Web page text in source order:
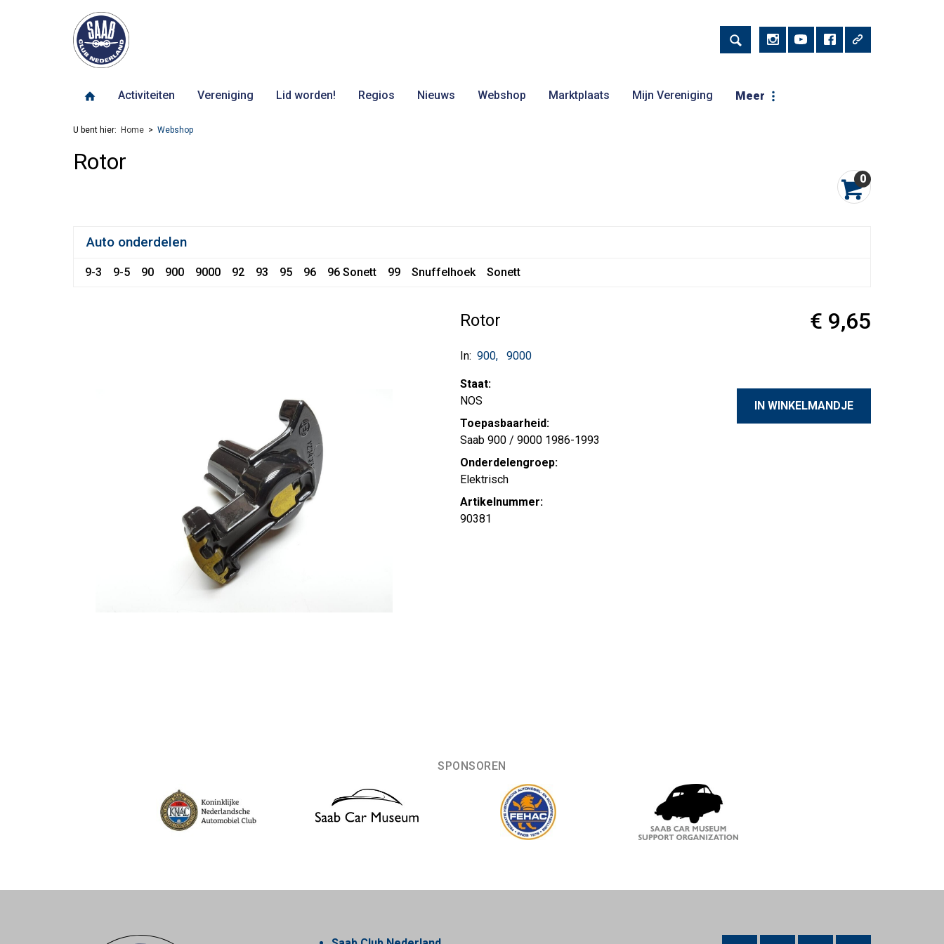
Activiteiten Vereniging Lid worden! Regios Nieuws Webshop Marktplaats Mijn Vereniging Meer
U bent hier: Home Webshop
Rotor
0
Auto onderdelen
9-3 9-5 90 900 9000 92 93 95 96 96 Sonett 99 Snuffelhoek Sonett
Rotor
In: 900 9000
Staat:
NOS
Toepasbaarheid:
Saab 900 / 9000 1986-1993
Onderdelengroep:
Elektrisch
Artikelnummer:
90381
€ 9,65
SPONSOREN